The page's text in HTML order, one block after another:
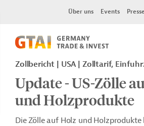
Über uns Events Presse
Zollbericht USA Zolltarif,
Update - US-Zölle
und Holzprodukte
Die Zölle auf Holz und